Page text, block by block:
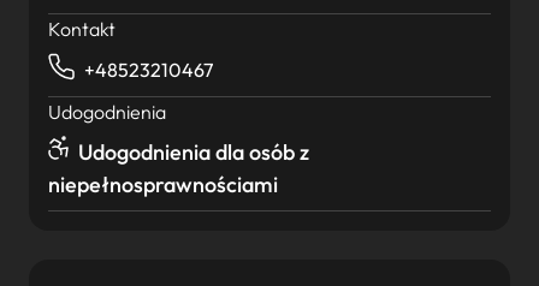
Kontakt
+48523210467
Udogodnienia
Udogodnienia dla osób z
niepełnosprawnościami